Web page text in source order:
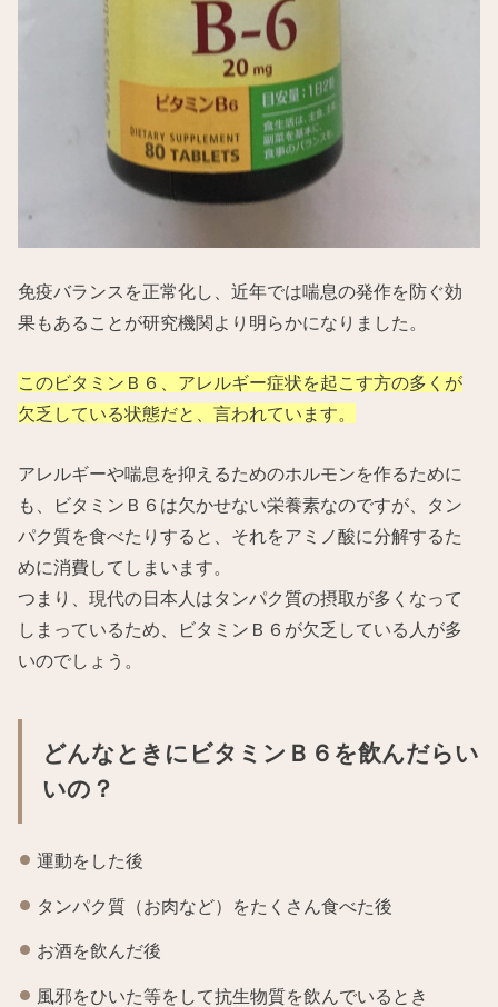
免疫バランスを正常化し、近年では喘息の発作を防ぐ効
果もあることが研究機関より明らかになりました。
このビタミンＢ６、アレルギー症状を起こす方の多くが
欠乏している状態だと、言われています。
アレルギーや喘息を抑えるためのホルモンを作るために
も、ビタミンＢ６は欠かせない栄養素なのですが、タン
パク質を食べたりすると、それをアミノ酸に分解するた
めに消費してしまいます。
つまり、現代の日本人はタンパク質の摂取が多くなって
しまっているため、ビタミンＢ６が欠乏している人が多
いのでしょう。
どんなときにビタミンＢ６を飲んだらい
いの？
運動をした後
タンパク質（お肉など）をたくさん食べた後
お酒を飲んだ後
風邪をひいた等をして抗生物質を飲んでいるとき